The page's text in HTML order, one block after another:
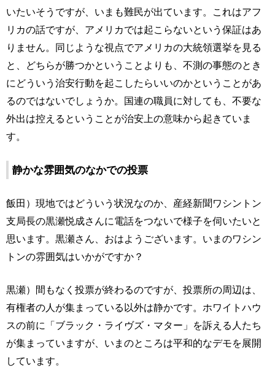
いたいそうですが、いまも難民が出ています。これはアフ
リカの話ですが、アメリカでは起こらないという保証はあ
りません。同じような視点でアメリカの大統領選挙を見る
と、どちらが勝つかということよりも、不測の事態のとき
にどういう治安行動を起こしたらいいのかということがあ
るのではないでしょうか。国連の職員に対しても、不要な
外出は控えるということが治安上の意味から起きていま
す。
静かな雰囲気のなかでの投票
飯田）現地ではどういう状況なのか、産経新聞ワシントン
支局長の黒瀬悦成さんに電話をつないで様子を伺いたいと
思います。黒瀬さん、おはようございます。いまのワシン
トンの雰囲気はいかがですか？
黒瀬）間もなく投票が終わるのですが、投票所の周辺は、
有権者の人が集まっている以外は静かです。ホワイトハウ
スの前に「ブラック・ライヴズ・マター」を訴える人たち
が集まっていますが、いまのところは平和的なデモを展開
しています。